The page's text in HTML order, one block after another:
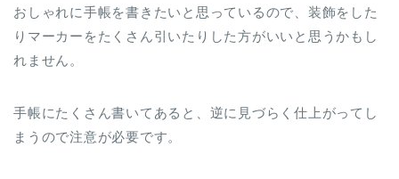
おしゃれに手帳を書きたいと思っているので、装飾をした
りマーカーをたくさん引いたりした方がいいと思うかもし
れません。
手帳にたくさん書いてあると、逆に見づらく仕上がってし
まうので注意が必要です。